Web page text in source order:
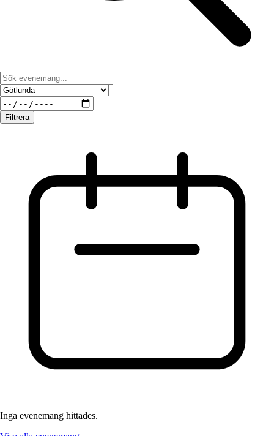
Filtrera
Inga evenemang hittades.